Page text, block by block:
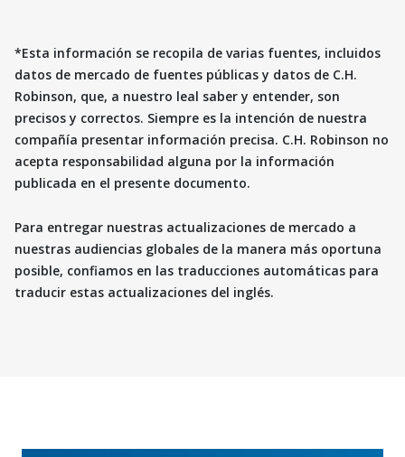
*Esta información se recopila de varias fuentes, incluidos
datos de mercado de fuentes públicas y datos de C.H.
Robinson, que, a nuestro leal saber y entender, son
precisos y correctos. Siempre es la intención de nuestra
compañía presentar información precisa. C.H. Robinson no
acepta responsabilidad alguna por la información
publicada en el presente documento.
Para entregar nuestras actualizaciones de mercado a
nuestras audiencias globales de la manera más oportuna
posible, confiamos en las traducciones automáticas para
traducir estas actualizaciones del inglés.